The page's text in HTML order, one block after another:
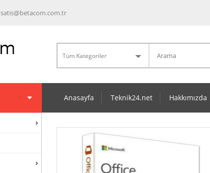
satis@betacom.com.tr
Anasayfa Teknik24.net Hakkımızda